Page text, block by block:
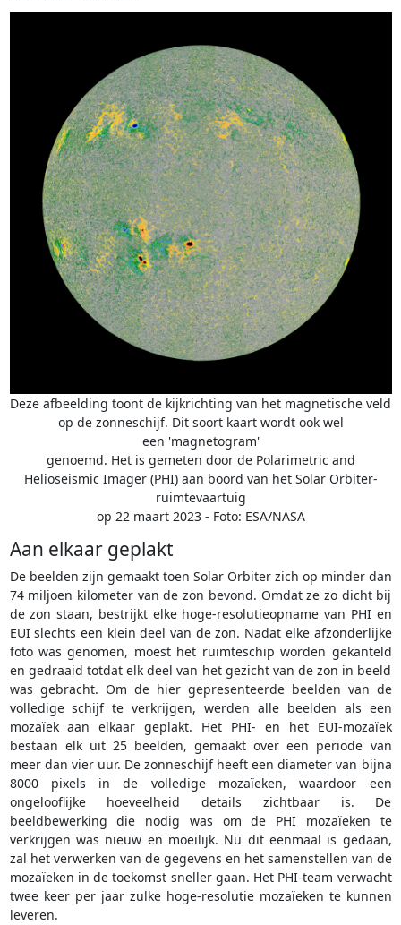
Deze afbeelding toont de kijkrichting van het magnetische veld
op de zonneschijf. Dit soort kaart wordt ook wel
een 'magnetogram'
genoemd. Het is gemeten door de Polarimetric and
Helioseismic Imager (PHI) aan boord van het Solar Orbiter-
ruimtevaartuig
op 22 maart 2023 - Foto: ESA/NASA
Aan elkaar geplakt
De beelden zijn gemaakt toen Solar Orbiter zich op minder dan
74 miljoen kilometer van de zon bevond. Omdat ze zo dicht bij
de zon staan, bestrijkt elke hoge-resolutieopname van PHI en
EUI slechts een klein deel van de zon. Nadat elke afzonderlijke
foto was genomen, moest het ruimteschip worden gekanteld
en gedraaid totdat elk deel van het gezicht van de zon in beeld
was gebracht. Om de hier gepresenteerde beelden van de
volledige schijf te verkrijgen, werden alle beelden als een
mozaïek aan elkaar geplakt. Het PHI- en het EUI-mozaïek
bestaan elk uit 25 beelden, gemaakt over een periode van
meer dan vier uur. De zonneschijf heeft een diameter van bijna
8000 pixels in de volledige mozaïeken, waardoor een
ongelooflijke hoeveelheid details zichtbaar is. De
beeldbewerking die nodig was om de PHI mozaïeken te
verkrijgen was nieuw en moeilijk. Nu dit eenmaal is gedaan,
zal het verwerken van de gegevens en het samenstellen van de
mozaïeken in de toekomst sneller gaan. Het PHI-team verwacht
twee keer per jaar zulke hoge-resolutie mozaïeken te kunnen
leveren.